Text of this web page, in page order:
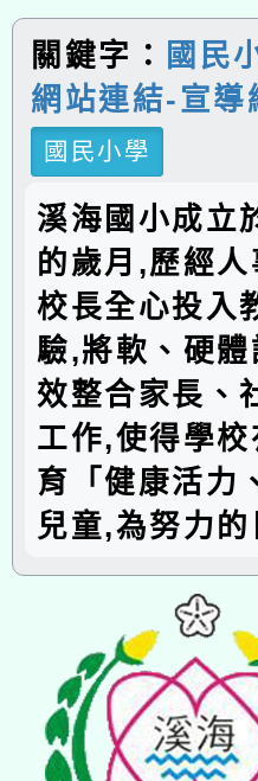
關鍵字：
國民
網站連結-宣導
國民小學
溪海國小成立
的歲月,歷經
校長全心投入
驗,將軟、硬
效整合家長、
工作,使得學
育「健康活力
兒童,為努力的